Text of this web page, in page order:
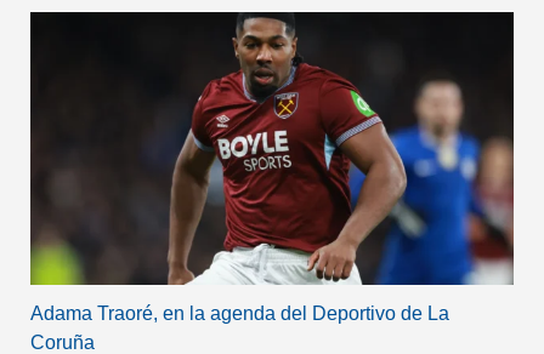
Adama Traoré, en la agenda del Deportivo de La
Coruña